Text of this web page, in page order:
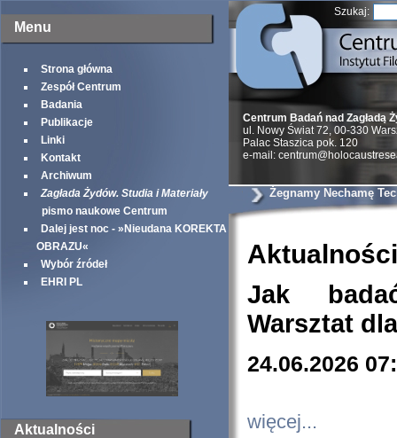
Menu
Strona główna
Zespół Centrum
Badania
Publikacje
Linki
Kontakt
Archiwum
Zagłada Żydów. Studia i Materiały
pismo naukowe Centrum
Dalej jest noc - »Nieudana KOREKTA
OBRAZU«
Wybór źródeł
EHRI PL
Aktualności
Szukaj:
Centrum Badań nad Zagładą
ul. Nowy Świat 72, 00-330
Palac Staszica pok. 120
e-mail:
Żegnamy Nechamę Tec
Aktualności
Jak
Warsztat
24.06.2026
więcej...